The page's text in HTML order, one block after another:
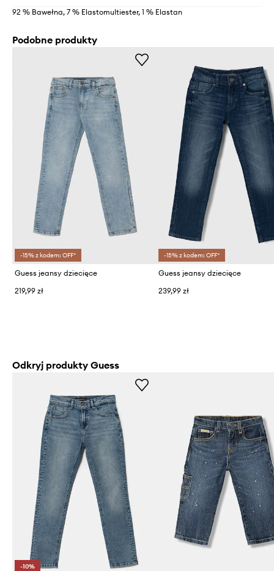
92 % Bawełna, 7 % Elastomultiester, 1 % Elastan
Podobne produkty
-15% z kodem: OFF*
Guess jeansy dziecięce
219,99 zł
-15% z kodem: OFF*
Guess jeansy dziecięce
239,99 zł
Odkryj produkty Guess
-10%